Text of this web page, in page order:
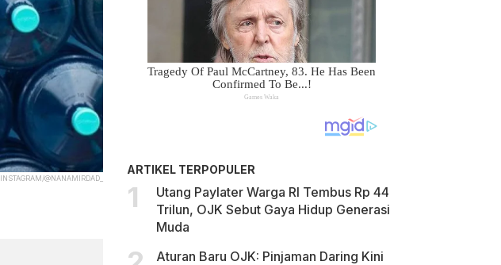
INSTAGRAM/@NANAMIRDAD_
ARTIKEL TERPOPULER
Utang Paylater Warga RI Tembus Rp 44
Trilun, OJK Sebut Gaya Hidup Generasi
Muda
Aturan Baru OJK: Pinjaman Daring Kini